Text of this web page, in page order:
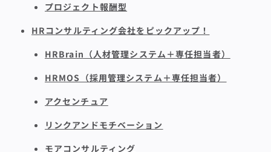
プロジェクト報酬型
HRコンサルティング会社をピックアップ！
HRBrain（人材管理システム＋専任担当者）
HRMOS（採用管理システム＋専任担当者）
アクセンチュア
リンクアンドモチベーション
モアコンサルティング